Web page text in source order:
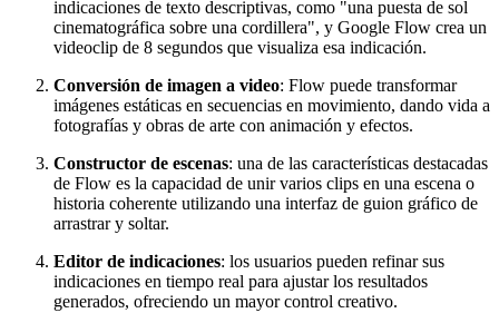
indicaciones de texto descriptivas, como "una puesta de sol
cinematográfica sobre una cordillera", y Google Flow crea un
videoclip de 8 segundos que visualiza esa indicación.
Conversión de imagen a video: Flow puede transformar
imágenes estáticas en secuencias en movimiento, dando vida a
fotografías y obras de arte con animación y efectos.
Constructor de escenas: una de las características destacadas
de Flow es la capacidad de unir varios clips en una escena o
historia coherente utilizando una interfaz de guion gráfico de
arrastrar y soltar.
Editor de indicaciones: los usuarios pueden refinar sus
indicaciones en tiempo real para ajustar los resultados
generados, ofreciendo un mayor control creativo.